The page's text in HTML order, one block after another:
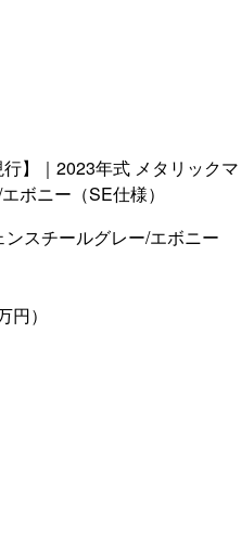
スチールグレー/エボニー
万円）